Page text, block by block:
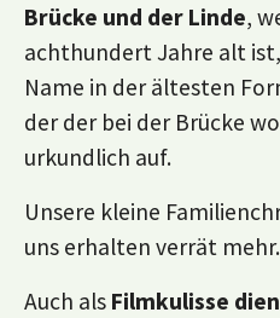
Brücke und der Linde,
achthundert Jahre alt
Name in der ältesten
der der bei der Brücke
urkundlich auf.
Unsere kleine
uns erhalten verrät mehr.
Auch als Filmkulisse